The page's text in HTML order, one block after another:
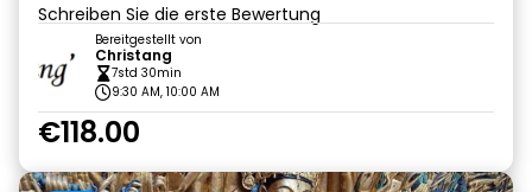
Schreiben Sie die erste Bewertung
Bereitgestellt von
Christang
7std 30min
9:30 AM, 10:00 AM
€118.00